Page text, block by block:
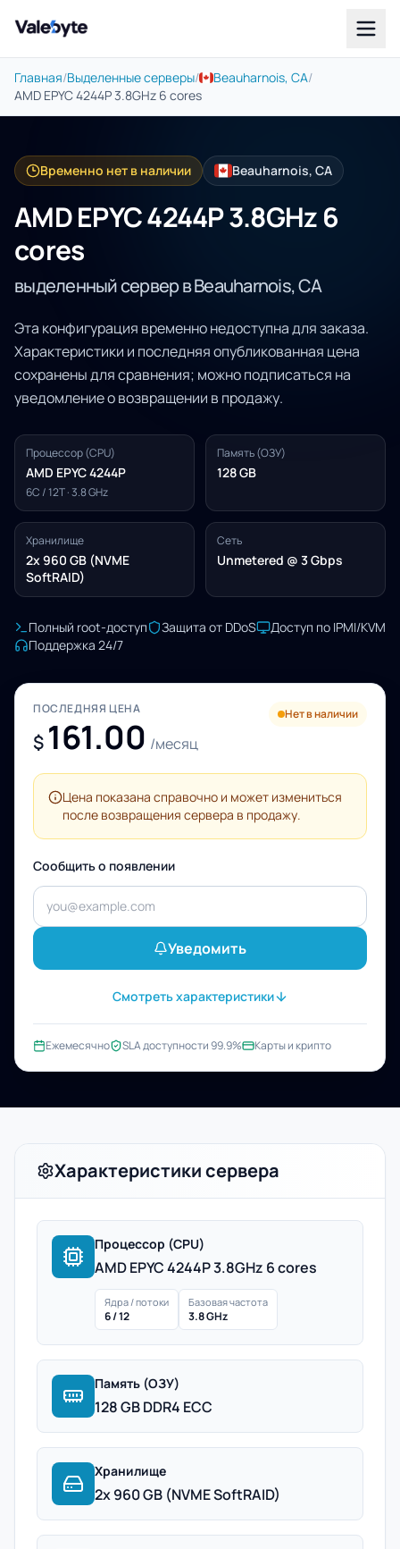
Valebyte
Главная/Выделенные серверы/ Beauharnois, CA/
AMD EPYC 4244P 3.8GHz 6 cores
Временно нет в наличии Beauharnois, CA
AMD EPYC 4244P 3.8GHz 6
cores
выделенный сервер в Beauharnois, CA
Эта конфигурация временно недоступна для заказа.
Характеристики и последняя опубликованная цена
сохранены для сравнения; можно подписаться на
уведомление о возвращении в продажу.
Процессор (CPU)
AMD EPYC 4244P
6C / 12T · 3.8 GHz
Память (ОЗУ)
128 GB
Хранилище
2x 960 GB (NVME
SoftRAID)
Сеть
Unmetered @ 3 Gbps
Полный root-доступ Защита от DDoS
Доступ по IPMI/KVM
Поддержка 24/7
ПОСЛЕДНЯЯ ЦЕНА
$ 161.00 /месяц
Нет в наличии
Цена показана справочно и может измениться
после возвращения сервера в продажу.
Сообщить о появлении
Уведомить
Смотреть характеристики
Ежемесячно SLA доступности 99.9% Карты и крипто
Характеристики сервера
Процессор (CPU)
AMD EPYC 4244P 3.8GHz 6 cores
Ядра / потоки
6 / 12
Базовая частота
3.8 GHz
Память (ОЗУ)
128 GB DDR4 ECC
Хранилище
2x 960 GB (NVME SoftRAID)